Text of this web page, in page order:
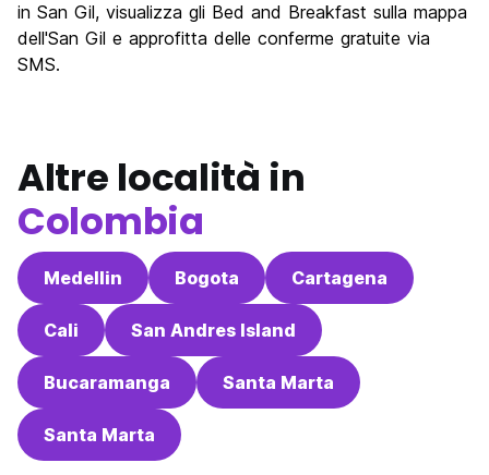
Qualita' Prezzo
8.7
in San Gil, visualizza gli Bed and Breakfast sulla mappa
dell'San Gil e approfitta delle conferme gratuite via
SMS.
Altre località in
Colombia
Medellin Bogota Cartagena
Cali San Andres Island
Bucaramanga Santa Marta
Santa Marta